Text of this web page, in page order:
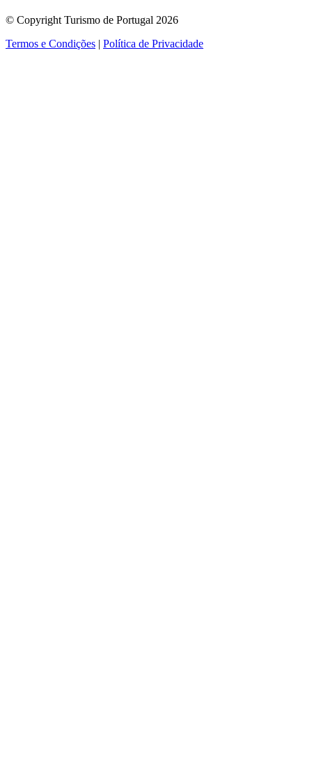
© Copyright Turismo de Portugal 2026
Termos e Condições | Política de Privacidade